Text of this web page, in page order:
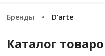
Бренды D'arte
Каталог